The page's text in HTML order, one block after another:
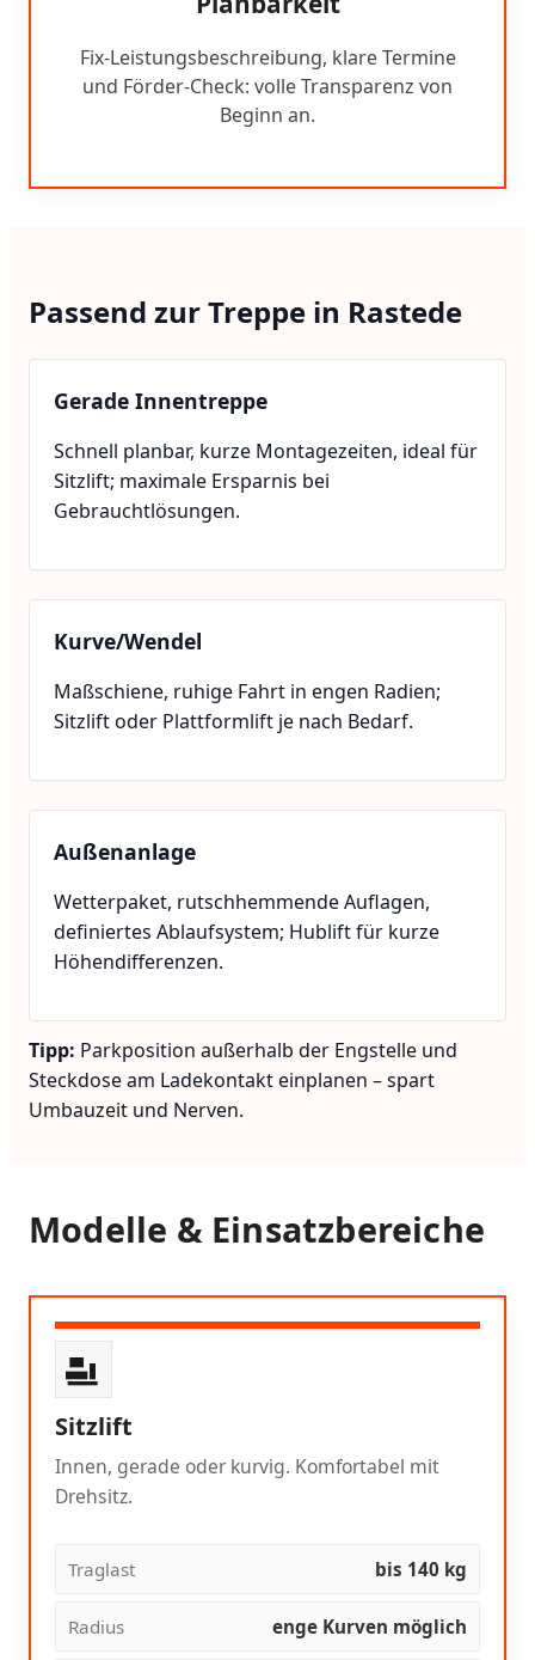
Fix-Leistungsbeschreibung, klare Termine
und Förder-Check: volle Transparenz von
Beginn an.
Passend zur Treppe in Rastede
Gerade Innentreppe
Schnell planbar, kurze Montagezeiten, ideal für
Sitzlift; maximale Ersparnis bei
Gebrauchtlösungen.
Kurve/Wendel
Maßschiene, ruhige Fahrt in engen Radien;
Sitzlift oder Plattformlift je nach Bedarf.
Außenanlage
Wetterpaket, rutschhemmende Auflagen,
definiertes Ablaufsystem; Hublift für kurze
Höhendifferenzen.
Tipp: Parkposition außerhalb der Engstelle und
Steckdose am Ladekontakt einplanen – spart
Umbauzeit und Nerven.
Modelle & Einsatzbereiche
Sitzlift
Innen, gerade oder kurvig. Komfortabel mit
Drehsitz.
Traglast bis 140 kg
Radius enge Kurven möglich